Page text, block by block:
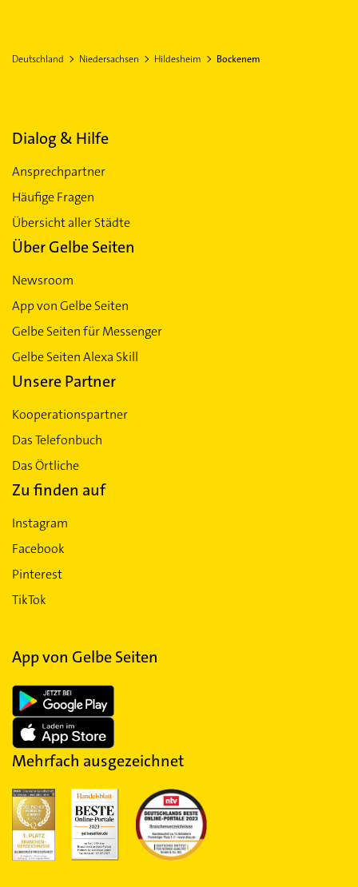
Deutschland Niedersachsen Hildesheim Bockenem
Dialog & Hilfe
Ansprechpartner
Häufige Fragen
Übersicht aller Städte
Über Gelbe Seiten
Newsroom
App von Gelbe Seiten
Gelbe Seiten für Messenger
Gelbe Seiten Alexa Skill
Unsere Partner
Kooperationspartner
Das Telefonbuch
Das Örtliche
Zu finden auf
Instagram
Facebook
Pinterest
TikTok
App von Gelbe Seiten
Mehrfach ausgezeichnet